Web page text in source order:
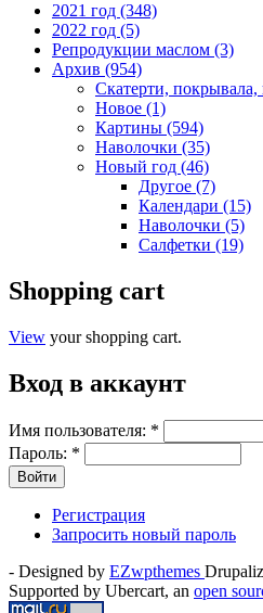
2021 год (348)
2022 год (5)
Репродукции маслом (3)
Архив (954)
Скатерти,
Новое (1)
Картины (594)
Наволочки (35)
Новый год (46)
Другое (7)
Календари (15)
Наволочки (5)
Салфетки (19)
Shopping cart
View your shopping cart.
Вход в аккаунт
Имя пользователя: *
Пароль: *
Регистрация
Запросить новый пароль
- Designed by EZwpthemes
Supported by Ubercart, an open